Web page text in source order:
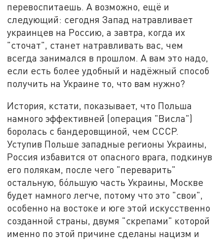
перевоспитаешь. А возможно, ещё и
следующий: сегодня Запад натравливает
украинцев на Россию, а завтра, когда их
"сточат", станет натравливать вас, чем
всегда занимался в прошлом. А вам это надо,
если есть более удобный и надёжный способ
получить на Украине то, что вам нужно?
История, кстати, показывает, что Польша
намного эффективней (операция "Висла")
боролась с бандеровщиной, чем СССР.
Уступив Польше западные регионы Украины,
Россия избавится от опасного врага, подкинув
его полякам, после чего "переварить"
остальную, бóльшую часть Украины, Москве
будет намного легче, потому что это "свои",
особенно на востоке и юге этой искусственно
созданной страны, двумя "скрепами" которой
именно по этой причине сделаны нацизм и